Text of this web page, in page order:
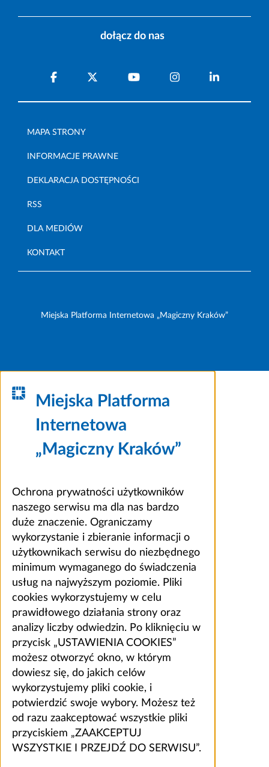
dołącz do nas
MAPA STRONY
INFORMACJE PRAWNE
DEKLARACJA DOSTĘPNOŚCI
RSS
DLA MEDIÓW
KONTAKT
Miejska Platforma Internetowa „Magiczny Kraków”
Miejska Platforma
Internetowa
„Magiczny Kraków”
Ochrona prywatności użytkowników
naszego serwisu ma dla nas bardzo
duże znaczenie. Ograniczamy
wykorzystanie i zbieranie informacji o
użytkownikach serwisu do niezbędnego
minimum wymaganego do świadczenia
usług na najwyższym poziomie. Pliki
cookies wykorzystujemy w celu
prawidłowego działania strony oraz
analizy liczby odwiedzin. Po kliknięciu w
przycisk „USTAWIENIA COOKIES”
możesz otworzyć okno, w którym
dowiesz się, do jakich celów
wykorzystujemy pliki cookie, i
potwierdzić swoje wybory. Możesz też
od razu zaakceptować wszystkie pliki
przyciskiem „ZAAKCEPTUJ
WSZYSTKIE I PRZEJDŹ DO SERWISU”.